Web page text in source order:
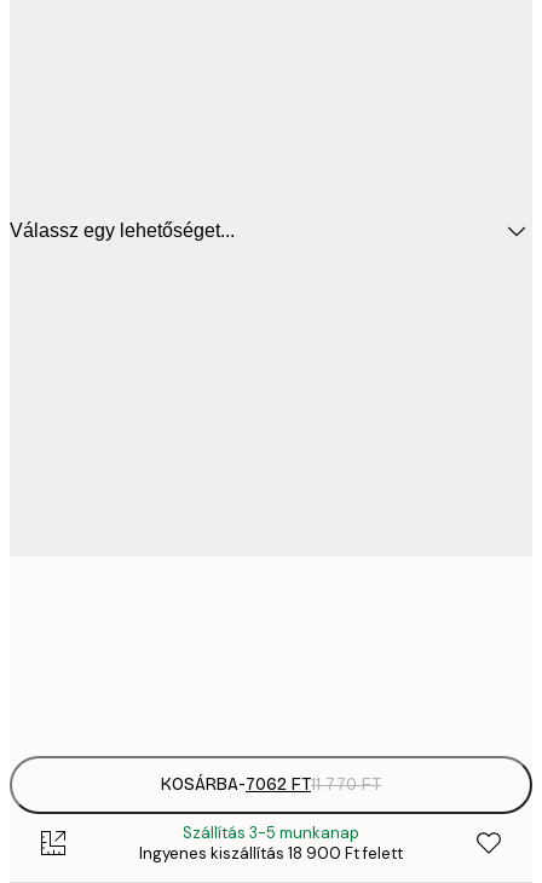
Válassz egy lehetőséget...
KOSÁRBA-7062 FT11 770 FT
Szállítás 3-5 munkanap
Ingyenes kiszállítás 18 900 Ft felett